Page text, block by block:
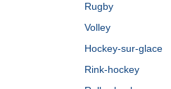
Rugby
Volley
Hockey-sur-glace
Rink-hockey